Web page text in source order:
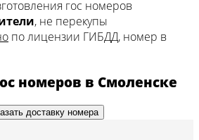
гос номеров
, не перекупы
по лицензии ГИБДД, номер в
номеров в Смоленске
доставку номера